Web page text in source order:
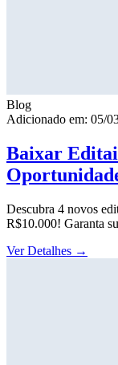
Blog
Adicionado em: 05/
Baixar
Descubra 4 novos
R$10.000! Garanta
Ver Detalhes →